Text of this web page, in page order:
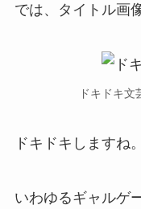
では、タイトル画
ドキドキ
ドキドキしますね。
いわゆるギャルゲ